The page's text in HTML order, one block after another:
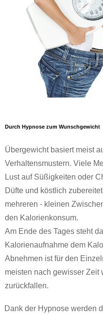
Durch Hypnose zum Wunschgewicht
Übergewicht basiert meist
Verhaltensmustern. Viele
Lust auf Süßigkeiten oder
Düfte und köstlich
mehreren - kleinen
den Kalorienkonsum.
Am Ende des Tages steht
Kalorienaufnahme dem
Abnehmen ist für den
meisten nach gewisser Zeit
zurückfallen.
Dank der Hypnose werden